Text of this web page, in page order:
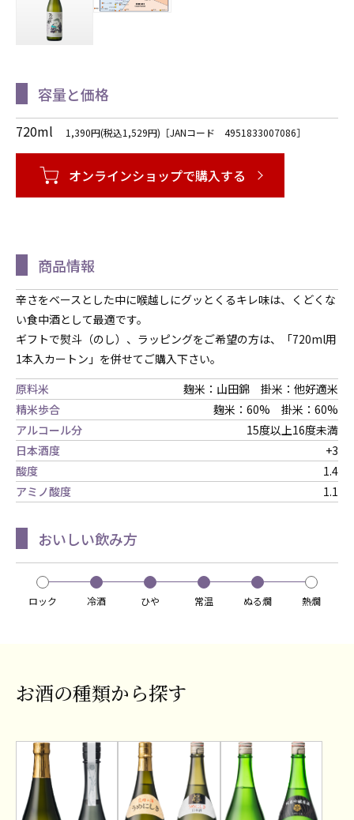
容量と価格
720ml 1,390円(税込1,529円)［JANコード 4951833007086］
オンラインショップで購入する
商品情報
辛さをベースとした中に喉越しにグッとくるキレ味は、くどくな
い食中酒として最適です。
ギフトで熨斗（のし）、ラッピングをご希望の方は、「720ml用
1本入カートン」を併せてご購入下さい。
原料米
麹米：山田錦 掛米：他好適米
精米歩合
麹米：60% 掛米：60%
アルコール分
15度以上16度未満
日本酒度
+3
酸度
1.4
アミノ酸度
1.1
おいしい飲み方
ロック 冷酒 ひや 常温 ぬる燗 熱燗
お酒の種類から探す